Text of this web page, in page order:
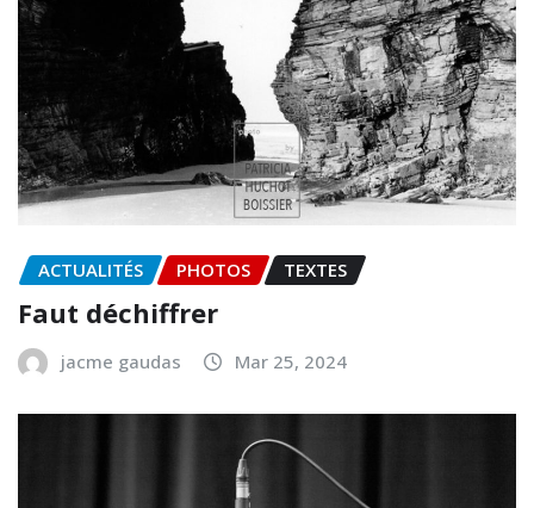
ACTUALITÉS PHOTOS TEXTES
Faut déchiffrer
jacme gaudas Mar 25, 2024